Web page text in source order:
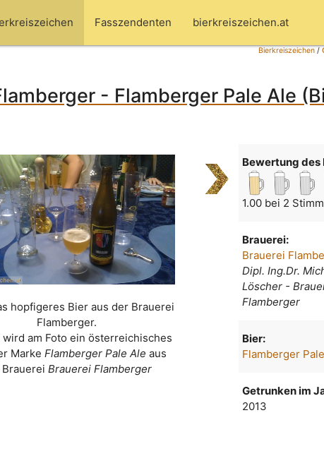
Fasszendenten bierkreiszeichen.at
Bierkreiszeichen/
- Flamberger Pale Ale
hopfigeres Bier aus der Brauerei
Flamberger.
wird am Foto ein österreichisches
Marke Flamberger Pale Ale aus
Brauerei Flamberger
Bewertung des
1.00 bei 2
Brauerei:
Brauerei
Dipl. Ing.Dr.
Löscher -
Flamberger
Bier:
Flamberger
Getrunken im
2013